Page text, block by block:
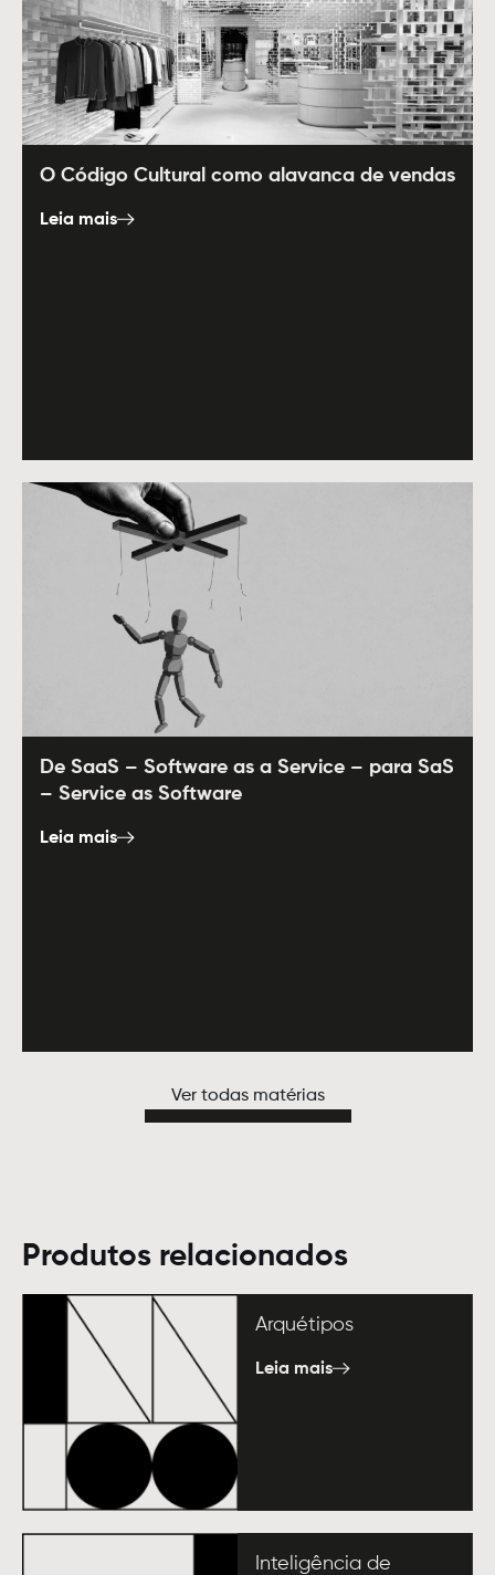
O Código Cultural como alavanca de vendas
Leia mais
De SaaS – Software as a Service – para SaS
– Service as Software
Leia mais
Ver todas matérias
Produtos relacionados
Arquétipos
Leia mais
Inteligência de